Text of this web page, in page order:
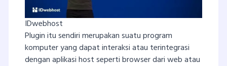
IDwebhost
Plugin itu sendiri merupakan suatu program
komputer yang dapat interaksi atau terintegrasi
dengan aplikasi host seperti browser dari web atau